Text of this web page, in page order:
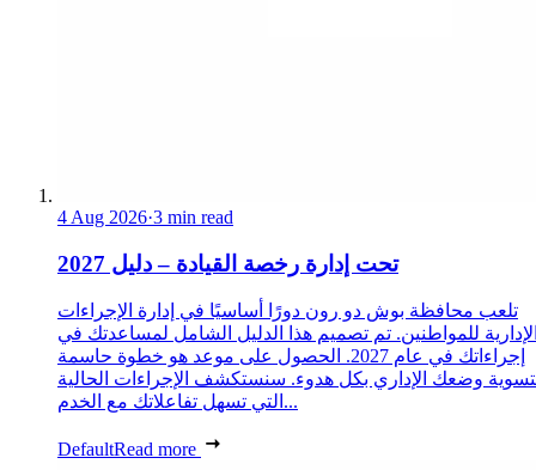
4 Aug 2026·3 min read
تحت إدارة رخصة القيادة – دليل 2027
تلعب محافظة بوش دو رون دورًا أساسيًا في إدارة الإجراءات
للمواطنين. تم تصميم هذا الدليل الشامل لمساعدتك في
إجراءاتك في عام 2027. الحصول على موعد هو خطوة حاسمة
وضعك الإداري بكل هدوء. سنستكشف الإجراءات الحالية
التي تسهل تفاعلاتك مع الخدم...
DefaultRead more